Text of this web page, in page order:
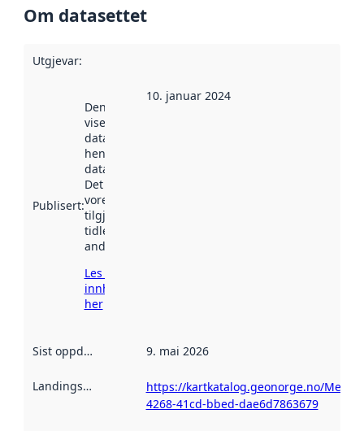
Om datasettet
Utgjevar:
Publisert:
Denne datoen
viser når
datasettet vart
henta inn av
data.norge.no.
Det kan ha
vore
tilgjengeleg
tidlegare
andre stader.
Les meir om
innhenting
her
10. januar 2024
Sist oppdatert 9. mai 2026
Landingsside
https://kartkatalog.geonorge.no/
4268-41cd-bbed-dae6d7863679